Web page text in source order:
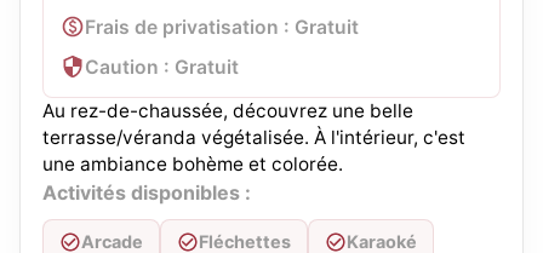
Frais de privatisation : Gratuit
Caution : Gratuit
Au rez-de-chaussée, découvrez une belle
terrasse/véranda végétalisée. À l'intérieur, c'est
une ambiance bohème et colorée.
Activités disponibles :
Arcade Fléchettes Karaoké